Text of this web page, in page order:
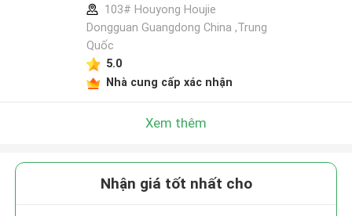
103# Houyong Houjie
Dongguan Guangdong China ,Trung
Quốc
5.0
Nhà cung cấp xác nhận
Xem thêm
Nhận giá tốt nhất cho